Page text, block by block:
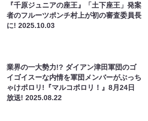
『千原ジュニアの座王』「土下座王」発案
者のフルーツポンチ村上が初の審査委員長
に!2025.10.03
業界の一大勢力!? ダイアン津田軍団のゴ
イゴイスーな内情を軍団メンバーがぶっち
ゃけポロリ!『マルコポロリ！』8月24日
放送!2025.08.22